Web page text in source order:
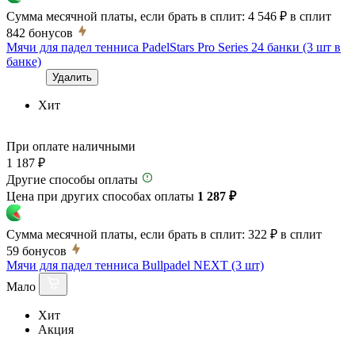
Сумма месячной платы, если брать в сплит: 4 546 ₽ в сплит
842 бонусов
Мячи для падел тенниса PadelStars Pro Series 24 банки (3 шт в
банке)
Удалить
Хит
При оплате наличными
1 187 ₽
Другие способы оплаты
Цена при других способах оплаты 1 287 ₽
Сумма месячной платы, если брать в сплит: 322 ₽ в сплит
59 бонусов
Мячи для падел тенниса Bullpadel NEXT (3 шт)
Мало
Хит
Акция